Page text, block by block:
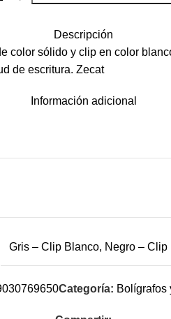
Descripción
color sólido y clip en color
de escritura. Zecat
Información adicional
Gris – Clip Blanco, Negro – Clip
Categoría: Bolígrafos